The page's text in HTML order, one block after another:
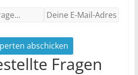
abschicken
Fragen